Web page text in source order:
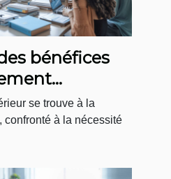
bénéfices
sur la
se trouve à la
confronté à la nécessité